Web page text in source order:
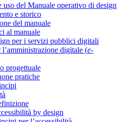
uso del Manuale operativo di design
e storico
del manuale
al manuale
per i servizi pubblici digitali
digitale (e-
progettuale
pratiche
by design